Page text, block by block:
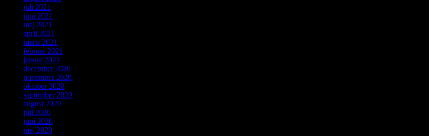
juli 2021
juni 2021
maj 2021
april 2021
marts 2021
februar 2021
januar 2021
december 2020
november 2020
oktober 2020
september 2020
august 2020
juli 2020
juni 2020
maj 2020